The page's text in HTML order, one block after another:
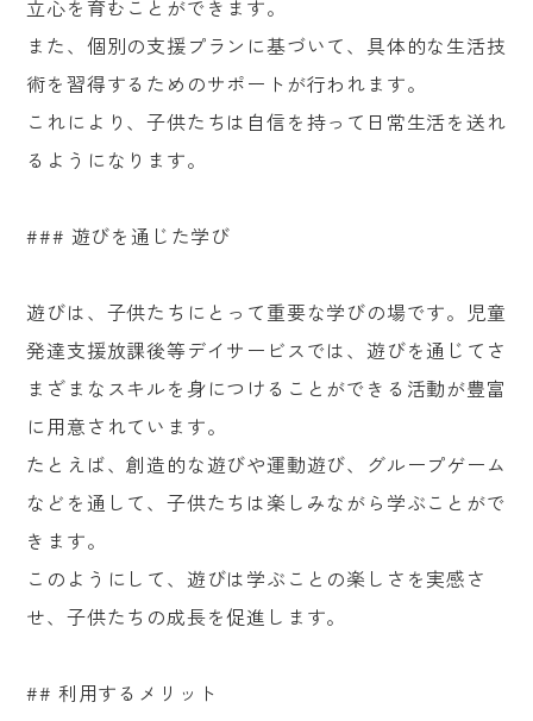
立心を育むことができます。
また、個別の支援プランに基づいて、具体的な生活技
術を習得するためのサポートが行われます。
これにより、子供たちは自信を持って日常生活を送れ
るようになります。
### 遊びを通じた学び
遊びは、子供たちにとって重要な学びの場です。児童
発達支援放課後等デイサービスでは、遊びを通じてさ
まざまなスキルを身につけることができる活動が豊富
に用意されています。
たとえば、創造的な遊びや運動遊び、グループゲーム
などを通して、子供たちは楽しみながら学ぶことがで
きます。
このようにして、遊びは学ぶことの楽しさを実感さ
せ、子供たちの成長を促進します。
## 利用するメリット